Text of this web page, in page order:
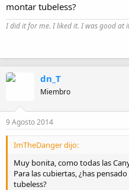
montar tubeless?
I did it for me. I liked it. I was good at
dn_T
Miembro
9 Agosto 2014
ImTheDanger dijo:
Muy bonita, como todas las
Para las cubiertas, ¿has
tubeless?